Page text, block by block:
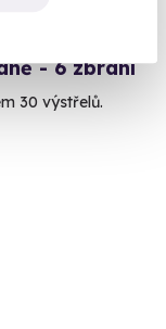
- 6 zbraní
30 výstřelů.